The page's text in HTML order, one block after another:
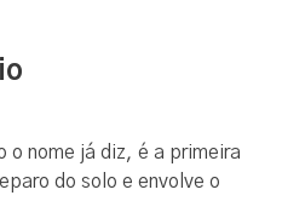
o nome já diz, é a primeira
do solo e envolve o